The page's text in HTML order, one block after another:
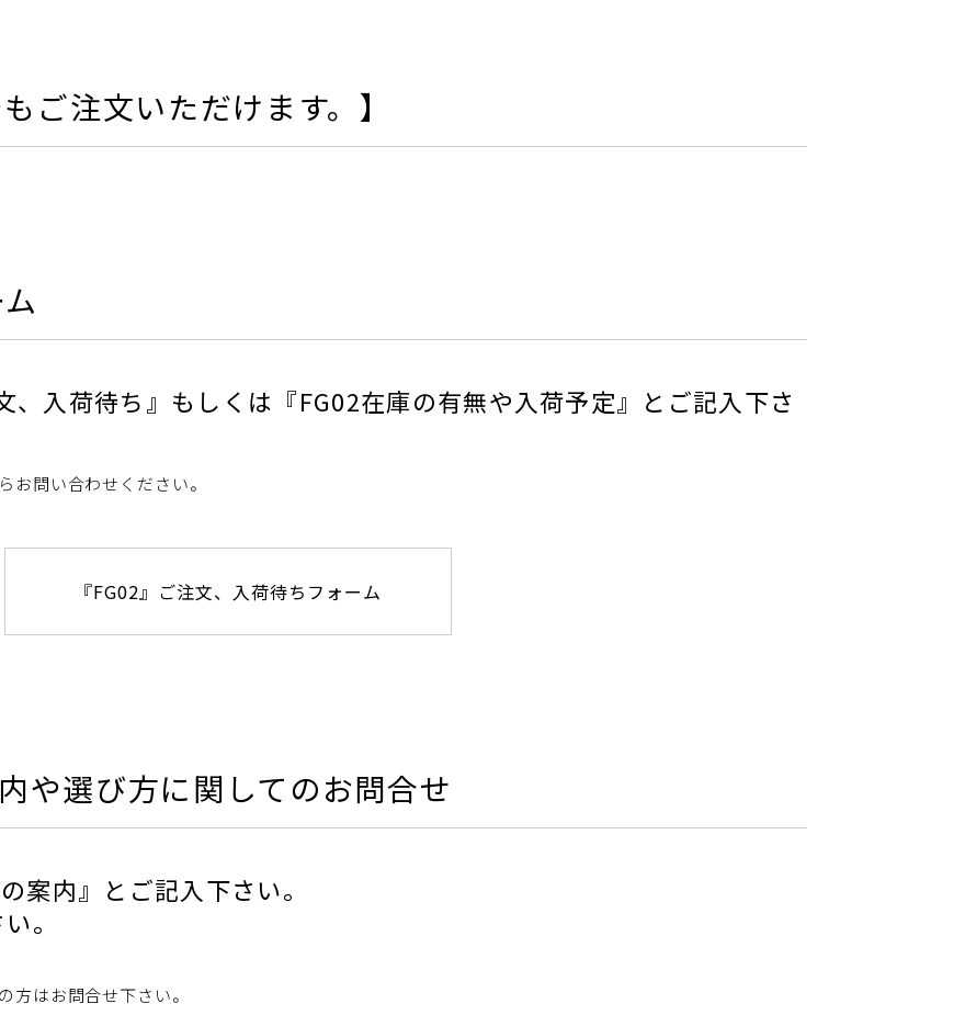
ご注文いただけます。】
、入荷待ち』もしくは『FG02在庫の有無や入荷予定』とご記入下さ
お問い合わせください。
『FG02』ご注文、入荷待ちフォーム
や選び方に関してのお問合せ
案内』とご記入下さい。
。
方はお問合せ下さい。